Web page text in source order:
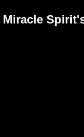
Miracle